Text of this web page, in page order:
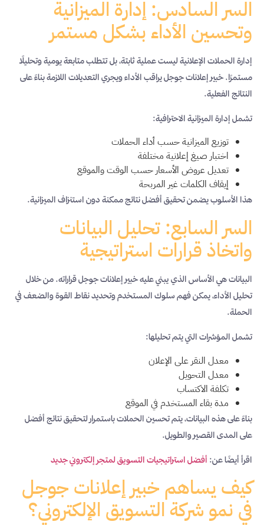
السر السادس: إدارة الميزانية
وتحسين الأداء بشكل مستمر
إدارة الحملات الإعلانية ليست عملية ثابتة، بل تتطلب متابعة يومية وتحليلًا
مستمرًا. خبير إعلانات جوجل يراقب الأداء ويجري التعديلات اللازمة بناءً على
النتائج الفعلية.
تشمل إدارة الميزانية الاحترافية:
توزيع الميزانية حسب أداء الحملات
اختبار صيغ إعلانية مختلفة
تعديل عروض الأسعار حسب الوقت والموقع
إيقاف الكلمات غير المربحة
هذا الأسلوب يضمن تحقيق أفضل نتائج ممكنة دون استنزاف الميزانية.
السر السابع: تحليل البيانات
واتخاذ قرارات استراتيجية
البيانات هي الأساس الذي يبني عليه خبير إعلانات جوجل قراراته. من خلال
تحليل الأداء، يمكن فهم سلوك المستخدم وتحديد نقاط القوة والضعف في
الحملة.
تشمل المؤشرات التي يتم تحليلها:
معدل النقر على الإعلان
معدل التحويل
تكلفة الاكتساب
مدة بقاء المستخدم في الموقع
بناءً على هذه البيانات، يتم تحسين الحملات باستمرار لتحقيق نتائج أفضل
على المدى القصير والطويل.
اقرأ أيضًا عن: أفضل استراتيجيات التسويق لمتجر إلكتروني جديد
كيف يساهم خبير إعلانات جوجل
في نمو شركة التسويق الإلكتروني؟